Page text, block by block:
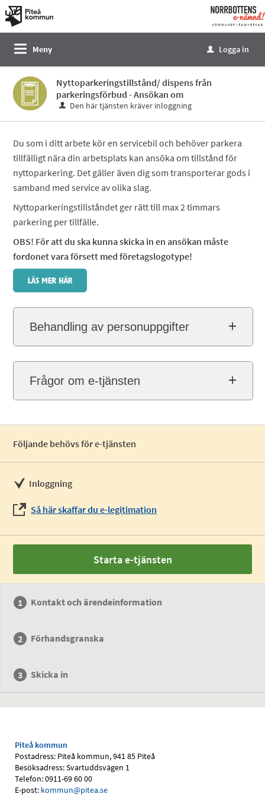
Välkommen
till
tjänster
Norrbottens
enämnd
Meny u Logga in
Nyttoparkeringstillstånd/ dispens från
parkeringsförbud - Ansökan om
Den här tjänsten kräver inloggning
Du som i ditt arbete kör en servicebil och behöver parkera
tillfälligt nära din arbetsplats kan ansöka om tillstånd för
nyttoparkering. Det gäller även dig som transporterar gods i
samband med service av olika slag.
Nyttoparkeringstillståndet ger rätt till max 2 timmars
parkering per tillfälle.
OBS! För att du ska kunna skicka in en ansökan måste
fordonet vara försett med företagslogotype!
Behandling av personuppgifter
Frågor om e-tjänsten
Följande behövs för e-tjänsten
Inloggning
Så här skaffar du e-legitimation
Starta e-tjänsten
Kontakt och ärendeinformation
Förhandsgranska
Skicka in
Piteå kommun
Postadress: Piteå kommun, 941 85 Piteå
Besöksadress: Svartuddsvägen 1
Telefon: 0911-69 60 00
E-post: kommun@pitea.se